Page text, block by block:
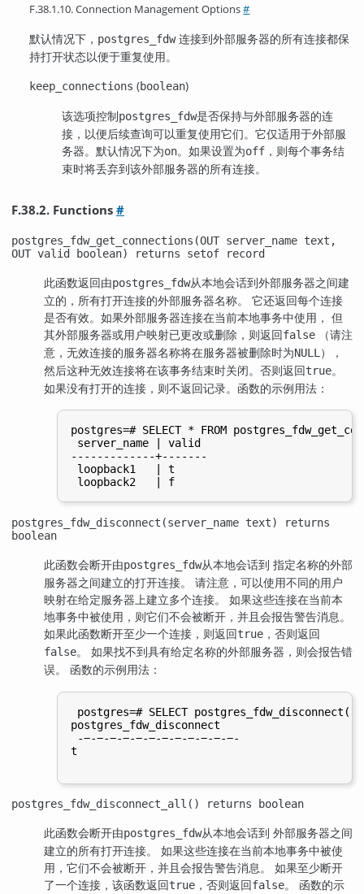
F.38.1.10. Connection Management Options#
默认情况下， postgres_fdw连接到外部服务器的所有连接都保
持打开状态以便于重复使用。
keep_connections (boolean)
该选项控制postgres_fdw是否保持与外部服务器的连
接，以便后续查询可以重复使用它们。它仅适用于外部服
务器。默认情况下为on。如果设置为off ，则每个事务结
束时将丢弃到该外部服务器的所有连接。
F.38.2. Functions#
postgres_fdw_get_connections(OUT server_name text,
OUT valid boolean) returns setof record
此函数返回由postgres_fdw从本地会话到外部服务器之间建
立的，所有打开连接的外部服务器名称。 它还返回每个连接
是否有效。如果外部服务器连接在当前本地事务中使用， 但
其外部服务器或用户映射已更改或删除，则返回false （请注
意，无效连接的服务器名称将在服务器被删除时为NULL ），
然后这种无效连接将在该事务结束时关闭。否则返回true。
如果没有打开的连接，则不返回记录。函数的示例用法：
postgres=# SELECT * FROM
server_name | valid
-------------+-------
loopback1   | t
postgres_fdw_disconnect(server_name text) returns
boolean
此函数会断开由postgres_fdw从本地会话到 指定名称的外部
服务器之间建立的打开连接。 请注意，可以使用不同的用户
映射在给定服务器上建立多个连接。 如果这些连接在当前本
地事务中被使用，则它们不会被断开，并且会报告警告消息。
如果此函数断开至少一个连接，则返回true ，否则返回
false。 如果找不到具有给定名称的外部服务器，则会报告错
误。 函数的示例用法：
postgres=# SELECT
postgres_fdw_disconnect
-−-−-−-−-−-−-−-−-−-−-−-−-
t
postgres_fdw_disconnect_all() returns boolean
此函数会断开由postgres_fdw从本地会话到 外部服务器之间
建立的所有打开连接。 如果这些连接在当前本地事务中被使
用，它们不会被断开，并且会报告警告消息。 如果至少断开
了一个连接，该函数返回true ，否则返回false。 函数的示